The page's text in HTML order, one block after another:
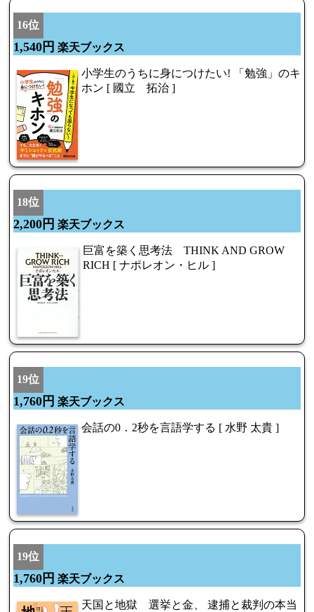
16位
1,540円 楽天ブックス
小学生のうちに身につけたい! 「勉強」のキ
ホン [ 國立 拓治 ]
18位
2,200円 楽天ブックス
巨富を築く思考法 THINK AND GROW
RICH [ ナポレオン・ヒル ]
19位
1,760円 楽天ブックス
会話の0．2秒を言語学する [ 水野 太貴 ]
19位
1,760円 楽天ブックス
天国と地獄 選挙と金、 逮捕と裁判の本当